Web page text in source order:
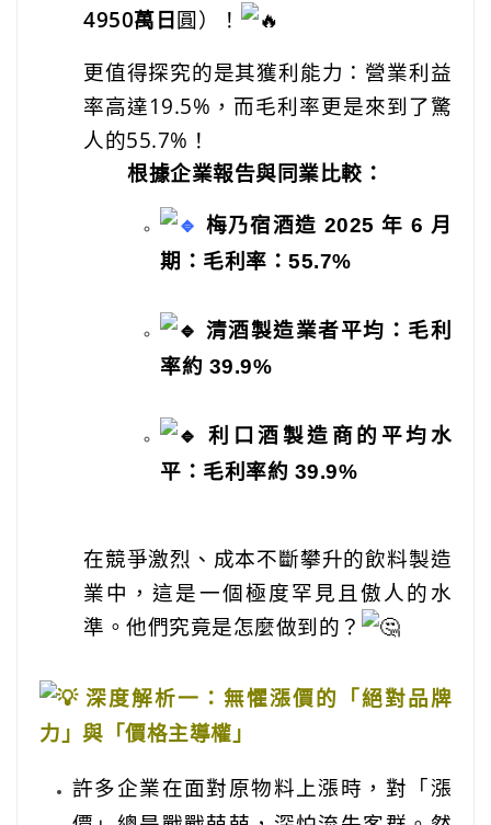
4950萬日圓）！
更值得探究的是其獲利能力：營業利益
率高達19.5%，而毛利率更是來到了驚
人的55.7%！
根據企業報告與同業比較：
梅乃宿酒造 2025 年 6 月
期： 毛利率：55.7%
清酒製造業者平均：毛利
率約 39.9%
利口酒製造商的平均水
平：毛利率約 39.9%
在競爭激烈、成本不斷攀升的飲料製造
業中，這是一個極度罕見且傲人的水
準。他們究竟是怎麼做到的？
深度解析一：無懼漲價的「絕對品牌
力」與「價格主導權」
許多企業在面對原物料上漲時，對「漲